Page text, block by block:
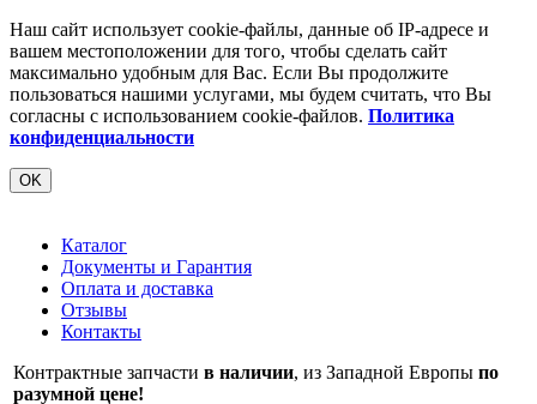
Наш сайт использует cookie-файлы, данные об IP-адресе и
вашем местоположении для того, чтобы сделать сайт
максимально удобным для Вас. Если Вы продолжите
пользоваться нашими услугами, мы будем считать, что Вы
согласны с использованием cookie-файлов. Политика
конфиденциальности
OK
Каталог
Документы и Гарантия
Оплата и доставка
Отзывы
Контакты
Контрактные запчасти в наличии, из Западной Европы по
разумной цене!